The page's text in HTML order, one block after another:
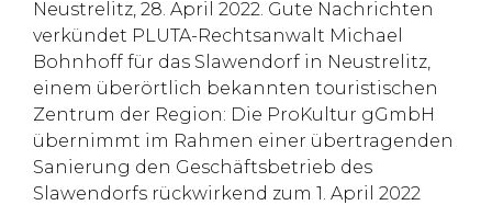
Neustrelitz, 28. April 2022. Gute Nachrichten
verkündet PLUTA-Rechtsanwalt Michael
Bohnhoff für das Slawendorf in Neustrelitz,
einem überörtlich bekannten touristischen
Zentrum der Region: Die ProKultur gGmbH
übernimmt im Rahmen einer übertragenden
Sanierung den Geschäftsbetrieb des
Slawendorfs rückwirkend zum 1. April 2022